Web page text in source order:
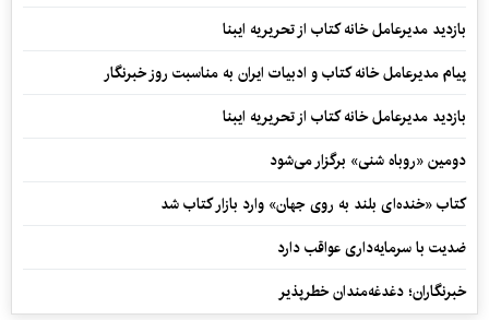
بازدید مدیرعامل خانه کتاب از تحریریه ایبنا
پیام مدیرعامل خانه کتاب و ادبیات ایران به مناسبت روز خبرنگار
بازدید مدیرعامل خانه کتاب از تحریریه ایبنا
دومین «روباه شنی» برگزار می‌شود
کتاب «خنده‌ای بلند به روی جهان» وارد بازار کتاب شد
ضدیت با سرمایه‌داری عواقب دارد
خبرنگاران؛ دغدغه‌مندان خطرپذیر